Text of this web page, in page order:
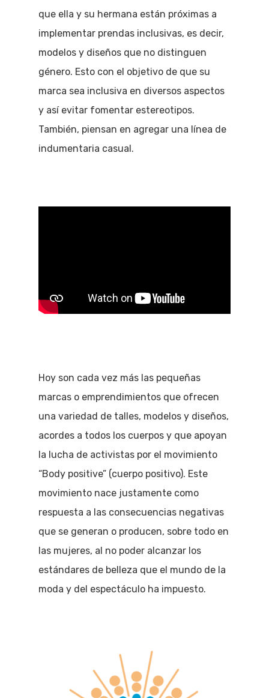
que ella y su hermana están próximas a
implementar prendas inclusivas, es decir,
modelos y diseños que no distinguen
género. Esto con el objetivo de que su
marca sea inclusiva en diversos aspectos
y así evitar fomentar estereotipos.
También, piensan en agregar una línea de
indumentaria casual.
Hoy son cada vez más las pequeñas
marcas o emprendimientos que ofrecen
una variedad de talles, modelos y diseños,
acordes a todos los cuerpos y que apoyan
la lucha de activistas por el movimiento
“Body positive” (cuerpo positivo). Este
movimiento nace justamente como
respuesta a las consecuencias negativas
que se generan o producen, sobre todo en
las mujeres, al no poder alcanzar los
estándares de belleza que el mundo de la
moda y del espectáculo ha impuesto.